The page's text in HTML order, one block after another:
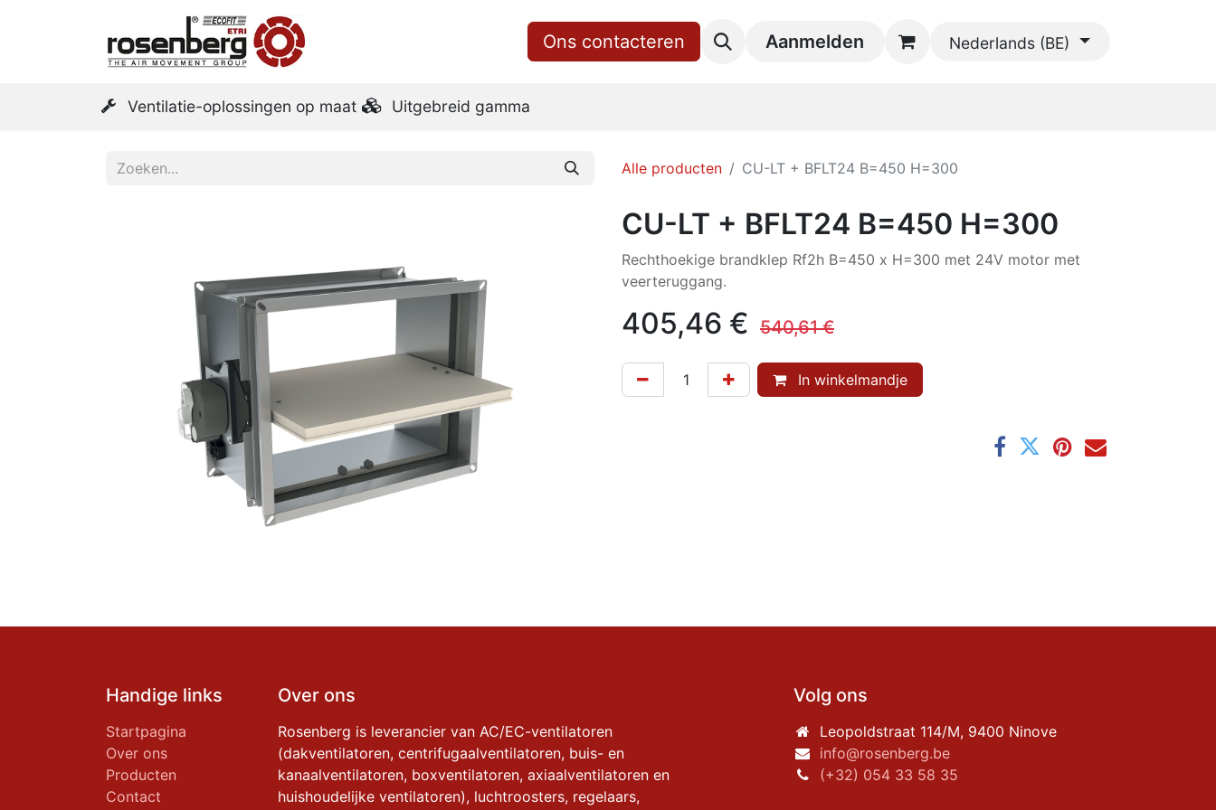
Over ons RoVent10 Online Downloads Contact
Ons contacteren Aanmelden Nederlands (BE)
Ventilatie-oplossingen op maat Uitgebreid gamma
Alle producten CU-LT + BFLT24 B=450 H=300
CU-LT + BFLT24 B=450 H=300
Rechthoekige brandklep Rf2h B=450 x H=300 met 24V motor met
veerteruggang.
405,46 € 540,61€
In winkelmandje
Handige links
Startpagina
Over ons
Producten
Contact
Over ons
Rosenberg is leverancier van AC/EC-ventilatoren
(dakventilatoren, centrifugaalventilatoren, buis- en
kanaalventilatoren, boxventilatoren, axiaalventilatoren en
huishoudelijke ventilatoren), luchtroosters, regelaars,
Volg ons
Leopoldstraat 114/M, 9400 Ninove
info@rosenberg.be
(+32) 054 33 58 35